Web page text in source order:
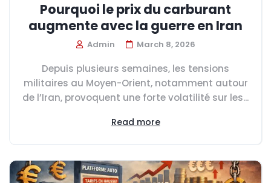
Pourquoi le prix du carburant
augmente avec la guerre en Iran
Admin March 8, 2026
Depuis plusieurs semaines, les tensions
militaires au Moyen-Orient, notamment autour
de l’Iran, provoquent une forte volatilité sur les...
Read more